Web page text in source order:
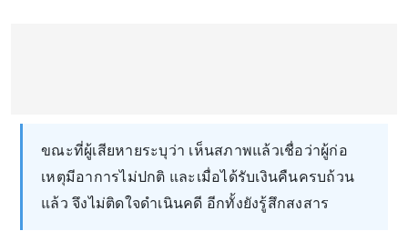
ขณะที่ผู้เสียหายระบุว่า เห็นสภาพแล้วเชื่อว่าผู้ก่อ
เหตุมีอาการไม่ปกติ และเมื่อได้รับเงินคืนครบถ้วน
แล้ว จึงไม่ติดใจดำเนินคดี อีกทั้งยังรู้สึกสงสาร